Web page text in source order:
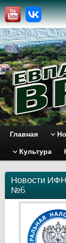
Главная
Культура
Новости
№6